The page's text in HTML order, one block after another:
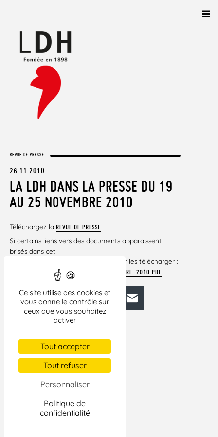
Ce site utilise des cookies et
vous donne le contrôle sur
ceux que vous souhaitez
activer
Tout accepter
Tout refuser
Personnaliser
Politique de
confidentialité
REVUE DE PRESSE
26.11.2010
LA LDH DANS LA PRESSE DU 19
AU 25 NOVEMBRE 2010
Téléchargez la REVUE DE PRESSE
Si certains liens vers des documents apparaissent
brisés dans cet
article, veuillez cliquer ci-dessous pour les télécharger :
REVUE_DE_PRESSE_DU_19_AU_25_NOVEMBRE_2010.PDF
FacebookBlueskyMastodonLinkedIn